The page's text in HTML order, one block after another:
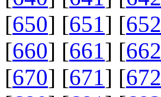
[650] [651] [652
[660] [661] [662
[670] [671] [672